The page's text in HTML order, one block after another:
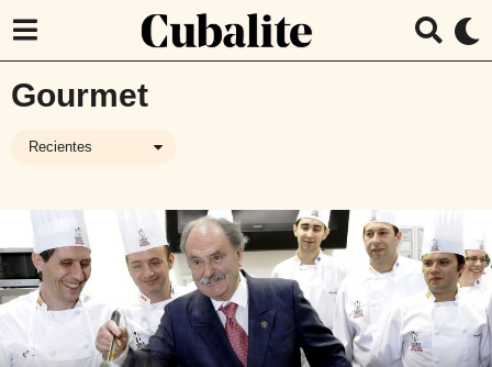
Gourmet
Recientes